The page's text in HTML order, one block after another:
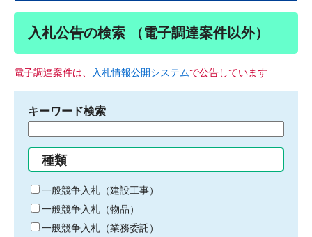
入札公告の検索 （電子調達案件以外）
電子調達案件は、 入札情報公開システムで公告しています
キーワード検索
る
キ
ー
ワ
ー
種類
一般競争入札（建設工事）
一般競争入札（物品）
一般競争入札（業務委託）